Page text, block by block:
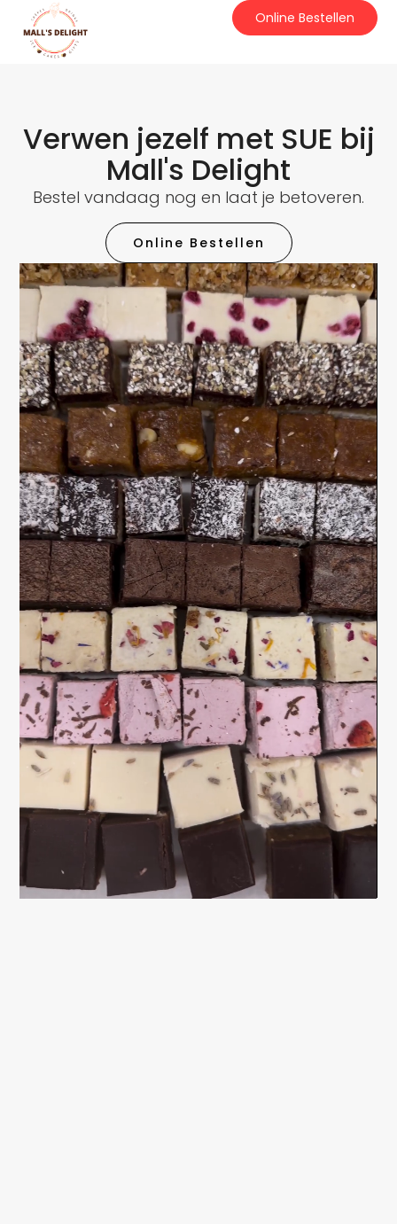
Online Bestellen
Verwen jezelf met SUE bij
Mall's Delight
Bestel vandaag nog en laat je betoveren.
Online Bestellen